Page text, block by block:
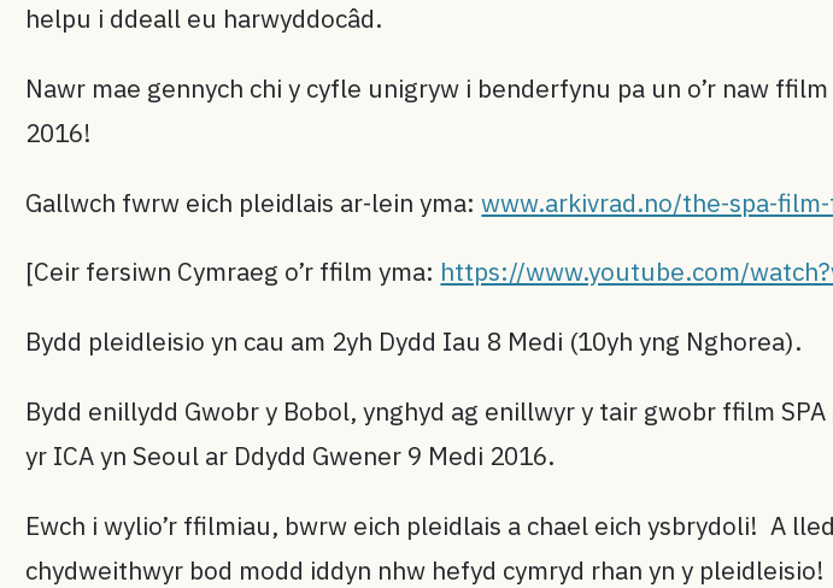
helpu i ddeall eu harwyddocâd.
Nawr mae gennych chi y cyfle unigryw i benderfynu pa un o’r naw
2016!
Gallwch fwrw eich pleidlais ar-lein yma:www.arkivrad.no/the-spa-
[Ceir fersiwn Cymraeg o’r ffilm yma: https://www.youtube.com/
Bydd pleidleisio yn cau am 2yh Dydd Iau 8 Medi (10yh yng Nghorea).
Bydd enillydd Gwobr y Bobol, ynghyd ag enillwyr y tair gwobr ffilm
yr ICA yn Seoul ar Ddydd Gwener 9 Medi 2016.
Ewch i wylio’r ffilmiau, bwrw eich pleidlais a chael eich ysbrydoli! A
chydweithwyr bod modd iddyn nhw hefyd cymryd rhan yn y pleidleisio!